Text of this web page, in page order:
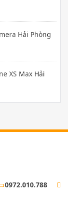
Hải Phòng
XS Max Hải
0972.010.788